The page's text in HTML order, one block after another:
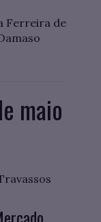
Ferreira de
maio